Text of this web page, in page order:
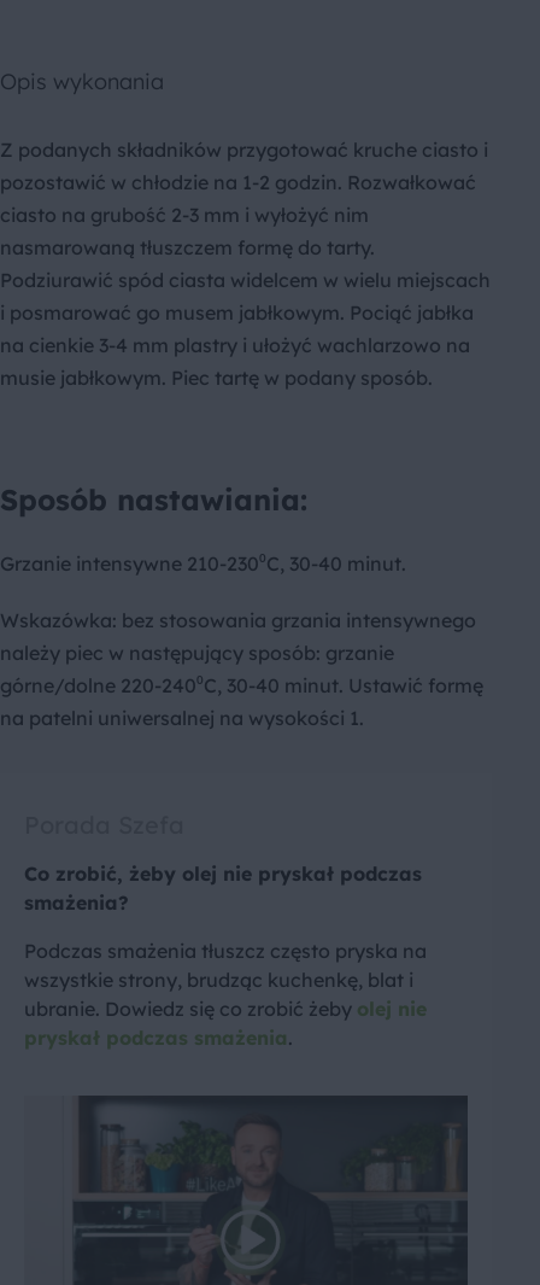
Opis wykonania
Z podanych składników przygotować kruche ciasto i
pozostawić w chłodzie na 1-2 godzin. Rozwałkować
ciasto na grubość 2-3 mm i wyłożyć nim
nasmarowaną tłuszczem formę do tarty.
Podziurawić spód ciasta widelcem w wielu miejscach
i posmarować go musem jabłkowym. Pociąć jabłka
na cienkie 3-4 mm plastry i ułożyć wachlarzowo na
musie jabłkowym. Piec tartę w podany sposób.
Sposób nastawiania:
Grzanie intensywne 210-230⁰C, 30-40 minut.
Wskazówka: bez stosowania grzania intensywnego
należy piec w następujący sposób: grzanie
górne/dolne 220-240⁰C, 30-40 minut. Ustawić formę
na patelni uniwersalnej na wysokości 1.
Co zrobić, żeby olej nie pryskał podczas
smażenia?
Podczas smażenia tłuszcz często pryska na
wszystkie strony, brudząc kuchenkę, blat i
ubranie. Dowiedz się co zrobić żeby olej nie
pryskał podczas smażenia.